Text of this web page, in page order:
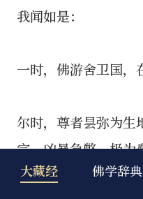
大藏经 佛学辞典